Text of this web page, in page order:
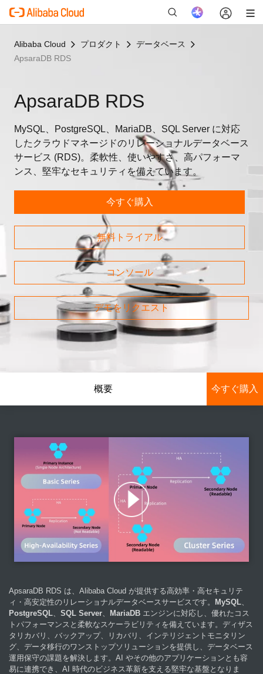
Alibaba Cloud プロダクト
データベース
ApsaraDB RDS
ApsaraDB RDS
MySQL、PostgreSQL、MariaDB、SQL Server に対応
したクラウドマネージドのリレーショナルデータベース
サービス (RDS)。柔軟性、使いやすさ、高パフォーマ
ンス、堅牢なセキュリティを備えています。
今すぐ購入
無料トライアル
コンソール
デモをリクエスト
概要 今すぐ購入
ApsaraDB RDS は、Alibaba Cloud が提供する高効率・高セキュリテ
ィ・高安定性のリレーショナルデータベースサービスです。
MySQL
PostgreSQL
SQL Server MariaDB エンジンに対応し、優れたコス
トパフォーマンスと柔軟なスケーラビリティを備えています。ディザス
タリカバリ、バックアップ、リカバリ、インテリジェントモニタリン
グ、データ移行のワンストップソリューションを提供し、データベース
運用保守の課題を解決します。AI やその他のアプリケーションとも容
易に連携でき、AI 時代のビジネス革新を支える堅牢な基盤となりま